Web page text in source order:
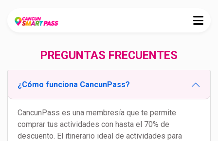
PREGUNTAS FRECUENTES
¿Cómo funciona CancunPass?
CancunPass es una membresía que te permite
comprar tus actividades con hasta el 70% de
descuento. El itinerario ideal de actividades para